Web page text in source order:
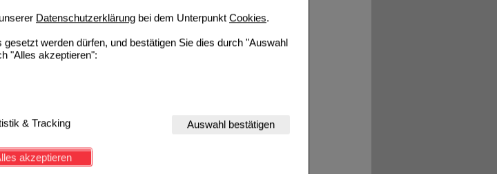
Datenschutzerklärung bei dem Unterpunkt Cookies.
werden dürfen, und bestätigen Sie dies durch "Auswahl
"Alles akzeptieren":
Cookies, die für die Grundfunktionen unserer Website
weshalb auf diese nicht verzichtet werden kann.
noch ansprechender zu gestalten,
oder unsere Seite an bevorzugte Verhaltensweisen (z.B.
& Tracking Auswahl bestätigen
akzeptieren